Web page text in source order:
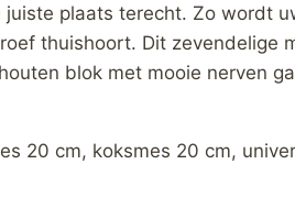
plaats terecht. Zo wordt
thuishoort. Dit zevendelige
blok met mooie nerven
20 cm, koksmes 20 cm,